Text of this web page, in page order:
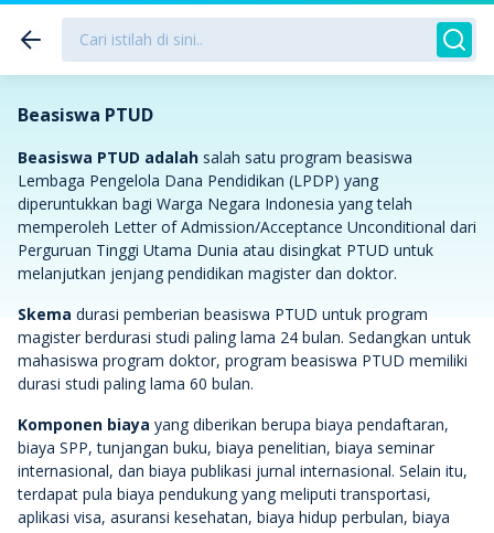
Beasiswa PTUD
Beasiswa PTUD adalah salah satu program beasiswa
Lembaga Pengelola Dana Pendidikan (LPDP) yang
diperuntukkan bagi Warga Negara Indonesia yang telah
memperoleh Letter of Admission/Acceptance Unconditional dari
Perguruan Tinggi Utama Dunia atau disingkat PTUD untuk
melanjutkan jenjang pendidikan magister dan doktor.
Skema durasi pemberian beasiswa PTUD untuk program
magister berdurasi studi paling lama 24 bulan. Sedangkan untuk
mahasiswa program doktor, program beasiswa PTUD memiliki
durasi studi paling lama 60 bulan.
Komponen biaya yang diberikan berupa biaya pendaftaran,
biaya SPP, tunjangan buku, biaya penelitian, biaya seminar
internasional, dan biaya publikasi jurnal internasional. Selain itu,
terdapat pula biaya pendukung yang meliputi transportasi,
aplikasi visa, asuransi kesehatan, biaya hidup perbulan, biaya